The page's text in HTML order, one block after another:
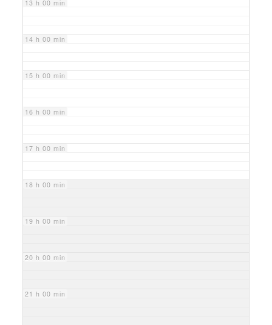
13 h 00 min
14 h 00 min
15 h 00 min
16 h 00 min
17 h 00 min
18 h 00 min
19 h 00 min
20 h 00 min
21 h 00 min